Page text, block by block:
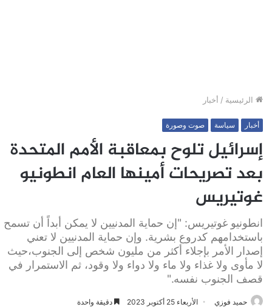
الرئيسية / أخبار
أخبار سياسة صوت وصورة
إسرائيل تلوح بمعاقبة الأمم المتحدة
بعد تصريحات أمينها العام انطونيو
غوتيريس
انطونيو غوتيريس: "إن حماية المدنيين لا يمكن أبداً أن تسمح
باستخدامهم كدروع بشرية. وإن حماية المدنيين لا تعني
إصدار الأمر بإجلاء أكثر من مليون شخص إلى الجنوب،حيث
لا مأوى ولا غذاء ولا ماء ولا دواء ولا وقود، ثم الاستمرار في
قصف الجنوب نفسه."
حميد فوزي الأربعاء 25 أكتوبر 2023 دقيقة واحدة